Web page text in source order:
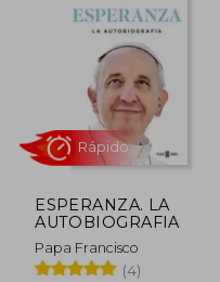
ESPERANZA. LA
AUTOBIOGRAFIA
Papa Francisco
(4)
Rápido